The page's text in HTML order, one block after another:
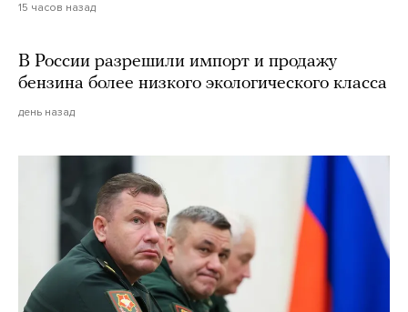
15 часов назад
В России разрешили импорт и продажу
бензина более низкого экологического класса
день назад